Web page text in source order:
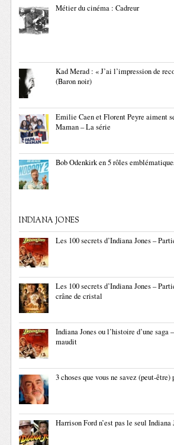
Métier du cinéma : Cadreur
Kad Merad : « J’ai l’impression de
(Baron noir)
Emilie Caen et Florent Peyre aiment
Maman – La série
Bob Odenkirk en 5 rôles
INDIANA JONES
Les 100 secrets d’Indiana Jones –
Les 100 secrets d’Indiana Jones –
crâne de cristal
Indiana Jones ou l’histoire d’une
maudit
3 choses que vous ne savez (peut-être)
Harrison Ford n’est pas le seul Indiana